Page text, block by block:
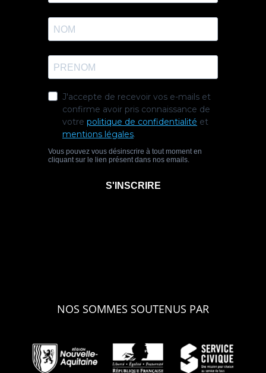
NOS SOMMES SOUTENUS PAR